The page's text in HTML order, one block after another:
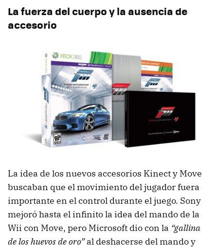
La fuerza del cuerpo y la ausencia de
accesorio
La idea de los nuevos accesorios Kinect y Move
buscaban que el movimiento del jugador fuera
importante en el control durante el juego. Sony
mejoró hasta el infinito la idea del mando de la
Wii con Move, pero Microsoft dio con la “gallina
de los huevos de oro”al deshacerse del mando y